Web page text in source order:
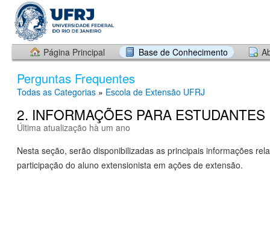
Página Principal Base de Conhecimento
Perguntas Frequentes
Todas as Categorias » Escola de Extensão UFRJ
2. INFORMAÇÕES PARA ESTUDANTES
Última atualização hà um ano
Nesta seção, serão disponibilizadas as principais informações
participação do aluno extensionista em ações de extensão.